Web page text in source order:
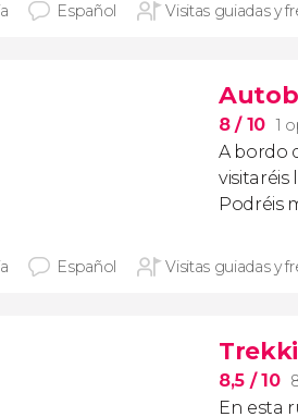
Español Visitas guiadas y
8/ 10 1
A bordo
visitaréis
Podréis
Español Visitas guiadas y
8,5 / 10
En esta